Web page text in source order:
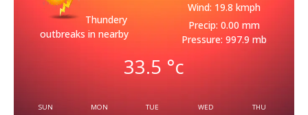
Thundery
outbreaks in nearby
Wind: 19.8 kmph
Precip: 0.00 mm
Pressure: 997.9 mb
33.5 °c
SUN MON TUE WED THU